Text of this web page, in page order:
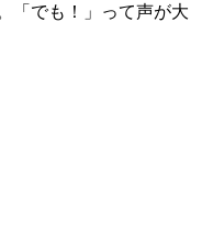
「でも！」って声が大